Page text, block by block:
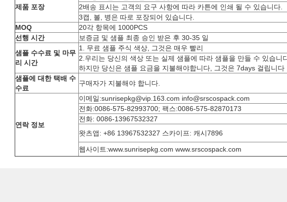
제품 포장
2배송 표시는 고객의 요구 사항에 따라 카튼에 인쇄 될 수 있습니다.
3캡, 볼, 병은 따로 포장되어 있습니다.
MOQ
20각 항목에 1000PCS
선행 시간
보증금 및 샘플 최종 승인 받은 후 30-35 일
샘플 수수료 및 마무
리 시간
1. 무료 샘플 주식 색상, 그것은 매우 빨리
2.우리는 당신의 색상 또는 실제 샘플에 따라 샘플을 만들 수 있습니
하지만 당신은 샘플 요금을 지불해야합니다, 그것은 7days 걸립니다
샘플에 대한 택배 수
수료
구매자가 지불해야 합니다.
연락 정보
이메일:sunrisepkg@vip.163.com info@srscospack.com
전화:0086-575-82993700; 팩스:0086-575-82870173
전화: 0086-13967532327
왓츠앱: +86 13967532327 스카이프: 캐시7896
웹사이트:www.sunrisepkg.com www.srscospack.com